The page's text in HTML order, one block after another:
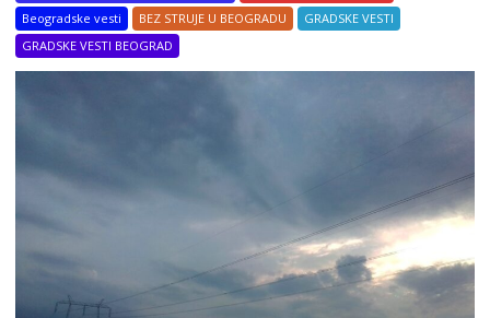
Beogradske vesti
BEZ STRUJE U BEOGRADU
GRADSKE VESTI
GRADSKE VESTI BEOGRAD